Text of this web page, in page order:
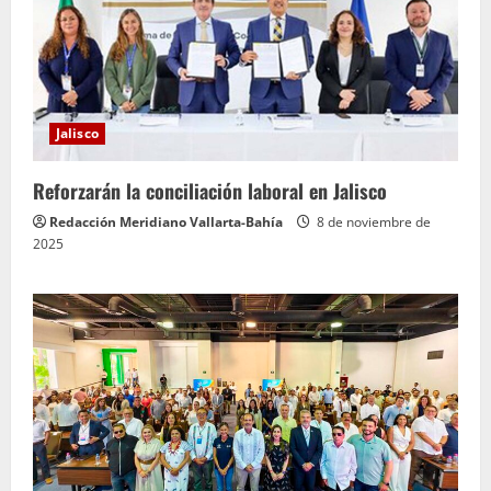
Jalisco
Reforzarán la conciliación laboral en Jalisco
Redacción Meridiano Vallarta-Bahía
8 de noviembre de
2025